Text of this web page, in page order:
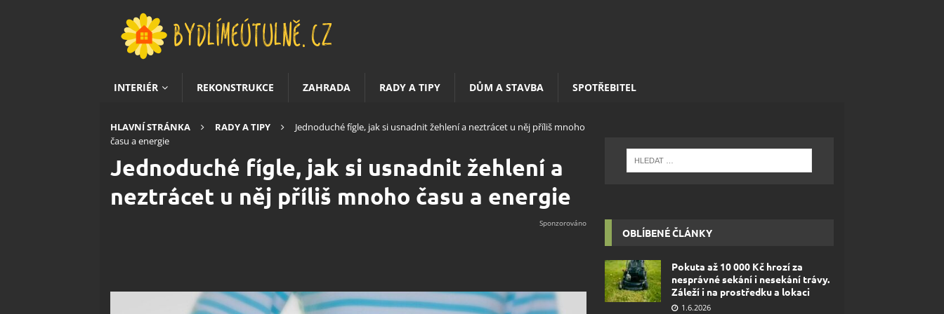
INTERIÉR REKONSTRUKCE ZAHRADA RADY A TIPY DŮM A STAVBA SPOTŘEBITEL
HLAVNÍ STRÁNKA RADY A TIPY
Jednoduché fígle, jak si usnadnit žehlení a neztrácet u něj příliš mnoho
času a energie
Jednoduché fígle, jak si usnadnit žehlení a
neztrácet u něj příliš mnoho času a energie
OBLÍBENÉ ČLÁNKY
Pokuta až 10 000 Kč hrozí za
nesprávné sekání i nesekání trávy.
Záleží i na prostředku a lokaci
1.6.2026